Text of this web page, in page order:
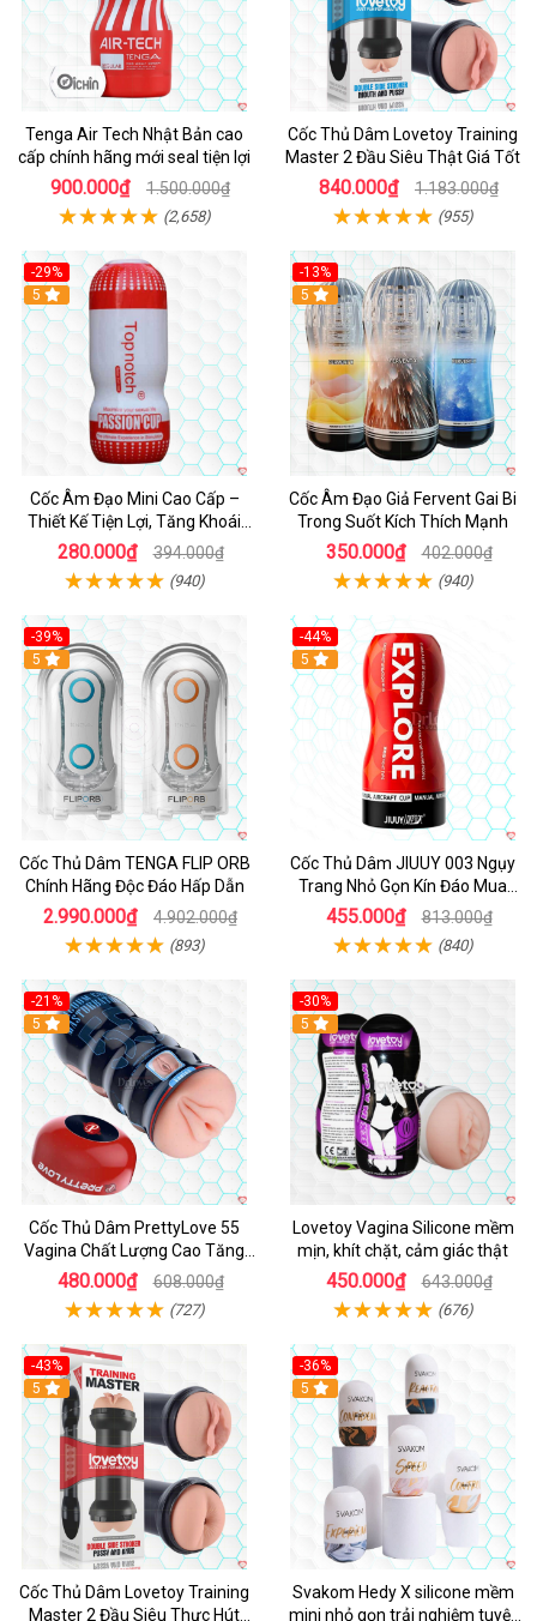
Tenga Air Tech Nhật Bản cao
cấp chính hãng mới seal tiện lợi
900.000₫ 1.500.000₫
(2,658)
Cốc Thủ Dâm Lovetoy Training
Master 2 Đầu Siêu Thật Giá Tốt
840.000₫ 1.183.000₫
(955)
-29%
5
Cốc Âm Đạo Mini Cao Cấp –
Thiết Kế Tiện Lợi, Tăng Khoái
Cảm
280.000₫ 394.000₫
(940)
-13%
Hot
5
Cốc Âm Đạo Giả Fervent Gai Bi
Trong Suốt Kích Thích Mạnh
350.000₫ 402.000₫
(940)
-39%
Hot
5
Cốc Thủ Dâm TENGA FLIP ORB
Chính Hãng Độc Đáo Hấp Dẫn
2.990.000₫ 4.902.000₫
(893)
-44%
Hot
5
Cốc Thủ Dâm JIUUY 003 Ngụy
Trang Nhỏ Gọn Kín Đáo Mua
Ngay
455.000₫ 813.000₫
(840)
-21%
Hot
5
Cốc Thủ Dâm PrettyLove 55
Vagina Chất Lượng Cao Tăng
Khoái Cảm
480.000₫ 608.000₫
(727)
-30%
Hot
5
Lovetoy Vagina Silicone mềm
mịn, khít chặt, cảm giác thật
450.000₫ 643.000₫
(676)
-43%
Hot
5
Cốc Thủ Dâm Lovetoy Training
Master 2 Đầu Siêu Thực Hút
-36%
Hot
5
Svakom Hedy X silicone mềm
mini nhỏ gọn trải nghiệm tuyệt